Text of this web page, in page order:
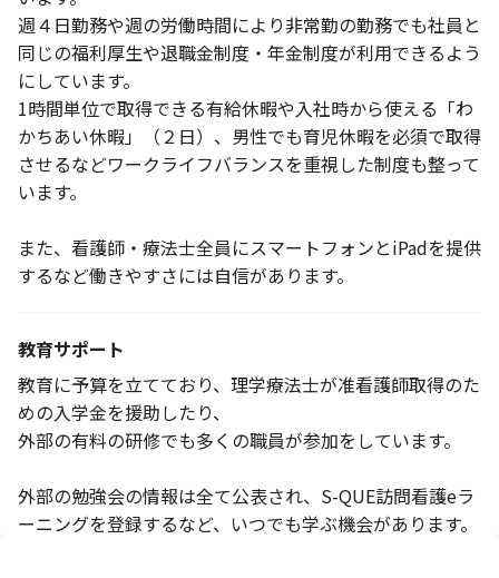
週４日勤務や週の労働時間により非常勤の勤務でも社員と
同じの福利厚生や退職金制度・年金制度が利用できるよう
にしています。
1時間単位で取得できる有給休暇や入社時から使える「わ
かちあい休暇」（２日）、男性でも育児休暇を必須で取得
させるなどワークライフバランスを重視した制度も整って
います。
また、看護師・療法士全員にスマートフォンとiPadを提供
するなど働きやすさには自信があります。
教育サポート
教育に予算を立てており、理学療法士が准看護師取得のた
めの入学金を援助したり、
外部の有料の研修でも多くの職員が参加をしています。
外部の勉強会の情報は全て公表され、S-QUE訪問看護eラ
ーニングを登録するなど、いつでも学ぶ機会があります。